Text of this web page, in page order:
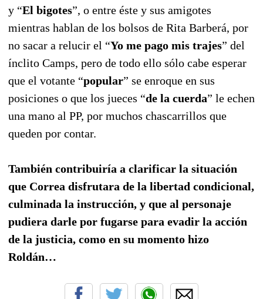
y “El bigotes”, o entre éste y sus amigotes
mientras hablan de los bolsos de Rita Barberá, por
no sacar a relucir el “Yo me pago mis trajes” del
ínclito Camps, pero de todo ello sólo cabe esperar
que el votante “popular” se enroque en sus
posiciones o que los jueces “de la cuerda” le echen
una mano al PP, por muchos chascarrillos que
queden por contar.
También contribuiría a clarificar la situación
que Correa disfrutara de la libertad condicional,
culminada la instrucción, y que al personaje
pudiera darle por fugarse para evadir la acción
de la justicia, como en su momento hizo
Roldán…